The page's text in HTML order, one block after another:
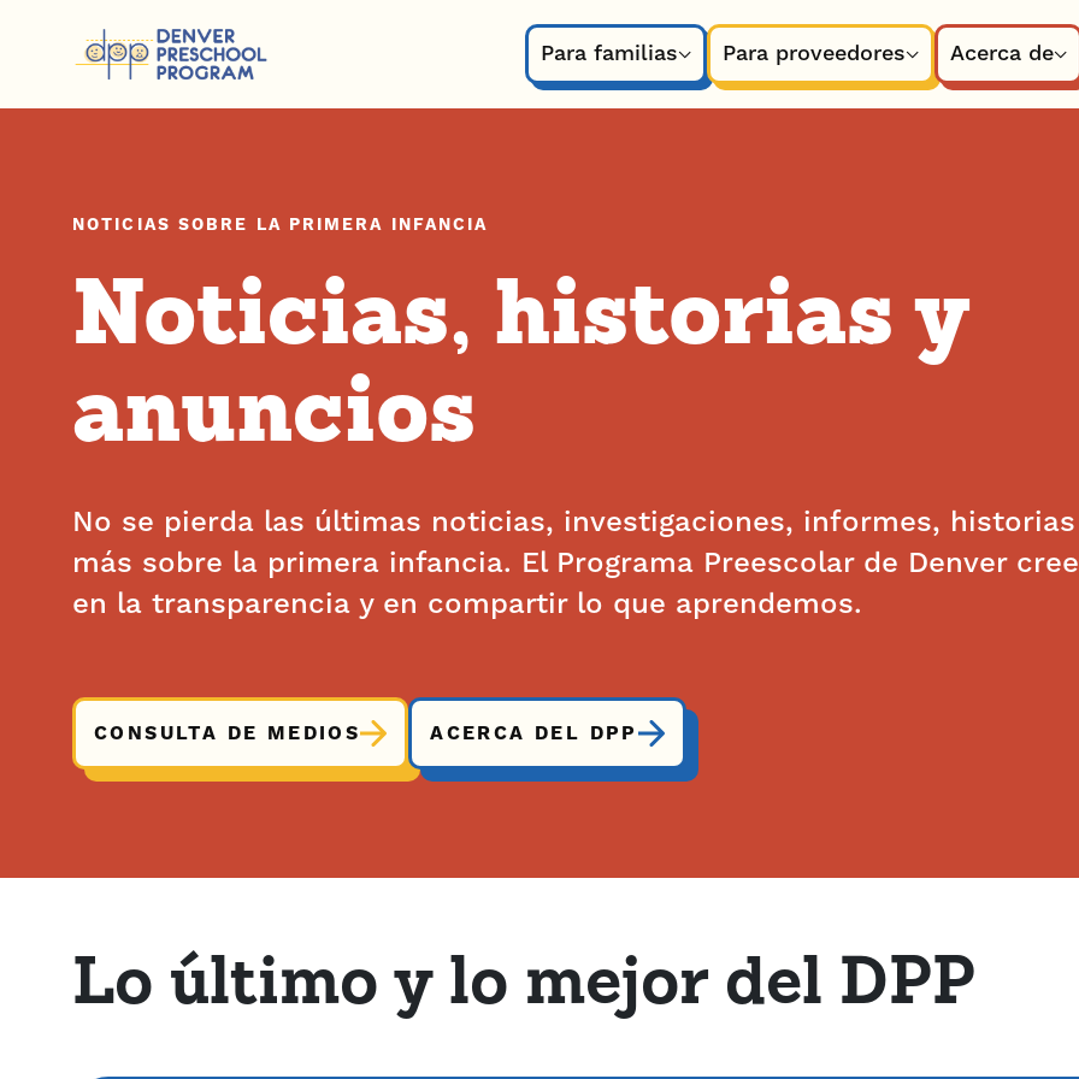
Para familias
Para proveedores Acerca de
NOTICIAS SOBRE LA PRIMERA INFANCIA
Noticias, historias y
anuncios
No se pierda las últimas noticias, investigaciones, informes,
más sobre la primera infancia. El Programa Preescolar de Denver cree
en la transparencia y en compartir lo que aprendemos.
CONSULTA DE MEDIOS ACERCA DEL DPP
Lo último y lo mejor del DPP